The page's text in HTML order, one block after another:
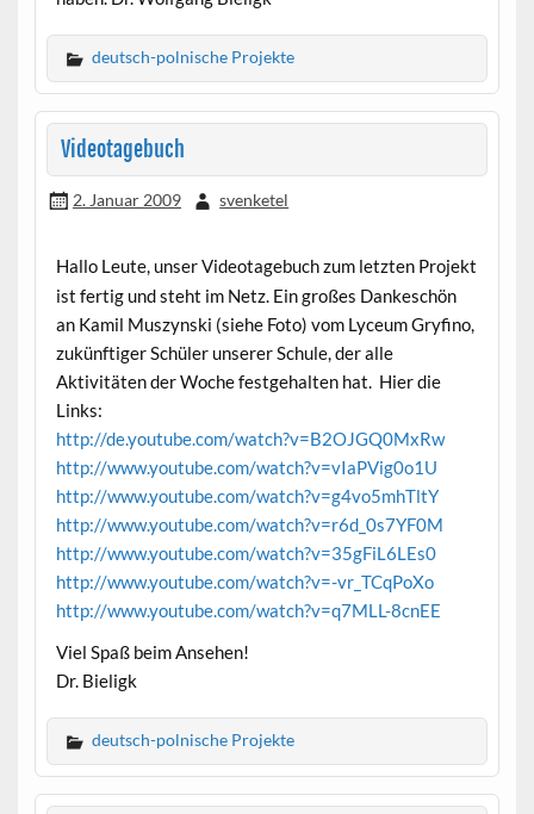
deutsch-polnische Projekte
Videotagebuch
2. Januar 2009 svenketel
Hallo Leute, unser Videotagebuch zum letzten Projekt
ist fertig und steht im Netz. Ein großes Dankeschön
an Kamil Muszynski (siehe Foto) vom Lyceum Gryfino,
zukünftiger Schüler unserer Schule, der alle
Aktivitäten der Woche festgehalten hat. Hier die
Links:
http://de.youtube.com/watch?v=B2OJGQ0MxRw
http://www.youtube.com/watch?v=vIaPVig0o1U
http://www.youtube.com/watch?v=g4vo5mhTltY
http://www.youtube.com/watch?v=r6d_0s7YF0M
http://www.youtube.com/watch?v=35gFiL6LEs0
http://www.youtube.com/watch?v=-vr_TCqPoXo
http://www.youtube.com/watch?v=q7MLL-8cnEE
Viel Spaß beim Ansehen!
Dr. Bieligk
deutsch-polnische Projekte